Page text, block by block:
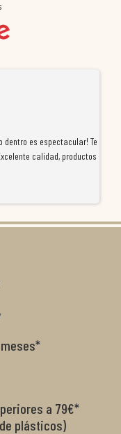
dentro es espectacular! Te
calidad, productos
a 79€*
plásticos)